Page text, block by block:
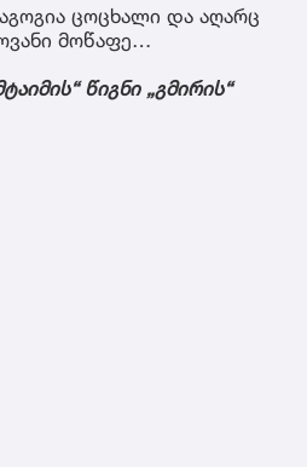
ცოცხალი და აღარც
მოწაფე…
წიგნი „გმირის“